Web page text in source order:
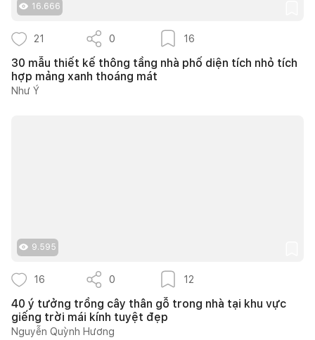
16.666
21 0 16
30 mẫu thiết kế thông tầng nhà phố diện tích nhỏ tích
hợp mảng xanh thoáng mát
Như Ý
9.595
16 0 12
40 ý tưởng trồng cây thân gỗ trong nhà tại khu vực
giếng trời mái kính tuyệt đẹp
Nguyễn Quỳnh Hương